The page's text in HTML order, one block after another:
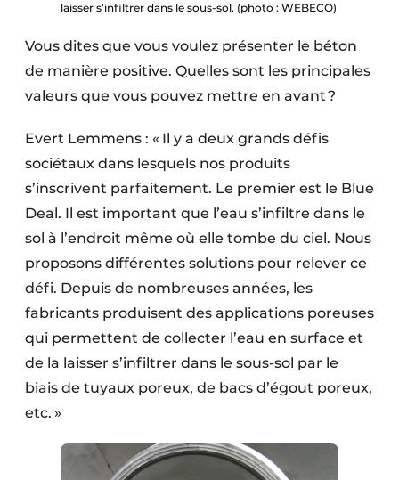
laisser s’infiltrer dans le sous-sol. (photo : WEBECO)
Vous dites que vous voulez présenter le béton
de manière positive. Quelles sont les principales
valeurs que vous pouvez mettre en avant ?
Evert Lemmens : « Il y a deux grands défis
sociétaux dans lesquels nos produits
s’inscrivent parfaitement. Le premier est le Blue
Deal. Il est important que l’eau s’infiltre dans le
sol à l’endroit même où elle tombe du ciel. Nous
proposons différentes solutions pour relever ce
défi. Depuis de nombreuses années, les
fabricants produisent des applications poreuses
qui permettent de collecter l’eau en surface et
de la laisser s’infiltrer dans le sous-sol par le
biais de tuyaux poreux, de bacs d’égout poreux,
etc. »